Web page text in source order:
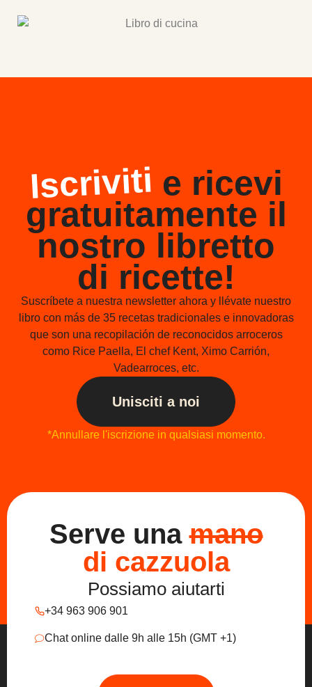
Iscriviti e ricevi
gratuitamente il
nostro libretto
di ricette!
Suscríbete a nuestra newsletter ahora y llévate nuestro
libro con más de 35 recetas tradicionales e innovadoras
que son una recopilación de reconocidos arroceros
como Rice Paella, El chef Kent, Ximo Carrión,
Vadearroces, etc.
Unisciti a noi
*Annullare l'iscrizione in qualsiasi momento.
Serve unamano
di cazzuola
Possiamo aiutarti
+34 963 906 901
Chat online dalle 9h alle 15h (GMT +1)